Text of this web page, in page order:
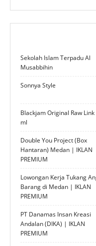
Sekolah Islam Terpadu Al
Musabbihin
Sonnya Style
Blackjam Original Raw Link
ml
Double You Project (Box
Hantaran) Medan | IKLAN
PREMIUM
Lowongan Kerja Tukang
Barang di Medan | IKLAN
PREMIUM
PT Danamas Insan Kreasi
Andalan (DIKA) | IKLAN
PREMIUM